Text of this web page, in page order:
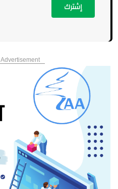
إشترك
Advertisement